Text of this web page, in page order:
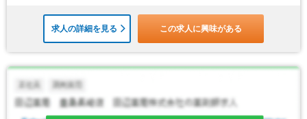
求人の詳細を見る この求人に興味がある